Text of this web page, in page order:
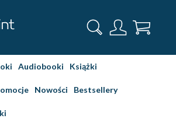
Audiobooki Książki
Nowości Bestsellery